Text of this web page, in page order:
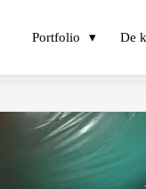
Portfolio De